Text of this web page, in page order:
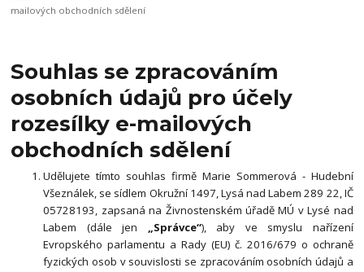
mailových obchodních sdělení
Souhlas se zpracováním
osobních údajů pro účely
rozesílky e-mailových
obchodních sdělení
Udělujete tímto souhlas firmě Marie Sommerová - Hudební
Všeználek, se sídlem Okružní 1497, Lysá nad Labem 289 22, IČ
05728193, zapsaná na Živnostenském úřadě MÚ v Lysé nad
Labem (dále jen „Správce“), aby ve smyslu nařízení
Evropského parlamentu a Rady (EU) č. 2016/679 o ochraně
fyzických osob v souvislosti se zpracováním osobních údajů a